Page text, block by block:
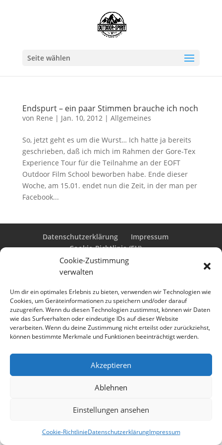
Cookie-Zustimmung
verwalten
Um dir ein optimales Erlebnis zu bieten, verwenden wir Technologien wie
Cookies, um Geräteinformationen zu speichern und/oder darauf
zuzugreifen. Wenn du diesen Technologien zustimmst, können wir Daten
wie das Surfverhalten oder eindeutige IDs auf dieser Website
verarbeiten. Wenn du deine Zustimmung nicht erteilst oder zurückziehst,
können bestimmte Merkmale und Funktionen beeinträchtigt werden.
Akzeptieren
Ablehnen
Einstellungen ansehen
Cookie-RichtlinieDatenschutzerklärungImpressum
Seite wählen
Endspurt – ein paar Stimmen brauche ich noch
von Rene | Jan. 10, 2012| Allgemeines
So, jetzt geht es um die Wurst… Ich hatte ja bereits
geschrieben, daß ich mich im Rahmen der Gore-Tex
Experience Tour für die Teilnahme an der EOFT
Outdoor Film School beworben habe. Ende dieser
Woche, am 15.01. endet nun die Zeit, in der man per
Facebook...
Datenschutzerklärung
Impressum
Cookie-Richtlinie (EU)
Designed byElegant Themes| Powered by
WordPress